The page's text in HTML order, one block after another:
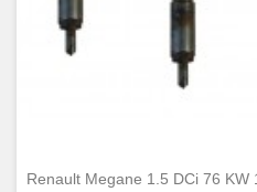
Renault Megane 1.5 DCi 76 KW